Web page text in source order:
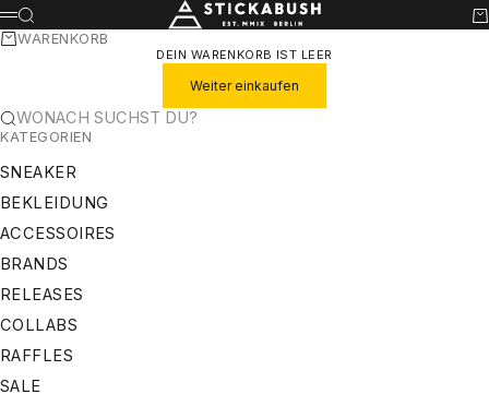
ZUM INHALT SPRINGEN STICKABUSH
MENÜ
SUCHE
WARENKORB
DEIN WARENKORB IST LEER
Weiter einkaufen
WONACH SUCHST DU?
KATEGORIEN
SNEAKER
BEKLEIDUNG
ACCESSOIRES
BRANDS
RELEASES
COLLABS
RAFFLES
SALE